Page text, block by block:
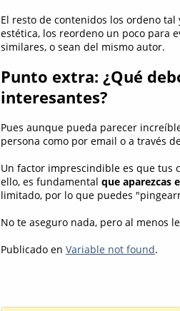
El resto de contenidos los ordeno
estética, los reordeno un poco para
similares, o sean del mismo autor.
Punto extra: ¿Qué
interesantes?
Pues aunque pueda parecer
persona como por email o a través
Un factor imprescindible es que tus
ello, es fundamental que aparezcas
limitado, por lo que puedes
No te aseguro nada, pero al menos
Publicado en Variable not found.